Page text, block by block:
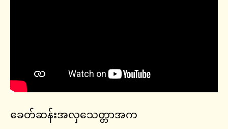
ခေတ်ဆန်းအလှသေတ္တာအက